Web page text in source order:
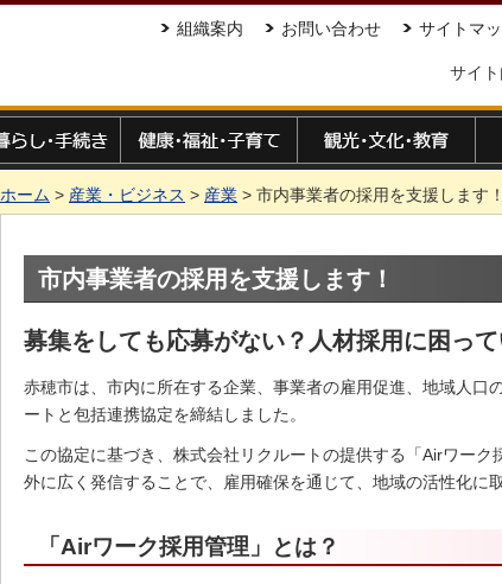
組織案内 お問い合わせ サイトマ
サイ
ホーム > 産業・ビジネス > 産業 > 市内事業者の採用を支援します！
市内事業者の採用を支援します！
募集をしても応募がない？人材採用に困っ
赤穂市は、市内に所在する企業、事業者の雇用促進、地域人口
ートと包括連携協定を締結しました。
この協定に基づき、株式会社リクルートの提供する「Airワー
外に広く発信することで、雇用確保を通じて、地域の活性化に
「Airワーク採用管理」とは？